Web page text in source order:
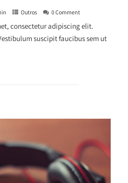
Outros 0 Comment
consectetur adipiscing elit.
suscipit faucibus sem ut